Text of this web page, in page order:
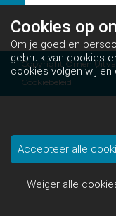
Copyright Omen
Cookiebeleid
Cookies op
Om je goed en
gebruik van cookies
cookies volgen wij
website. Hiermee
en dit maakt het voor
Accepteer alle
Weiger alle